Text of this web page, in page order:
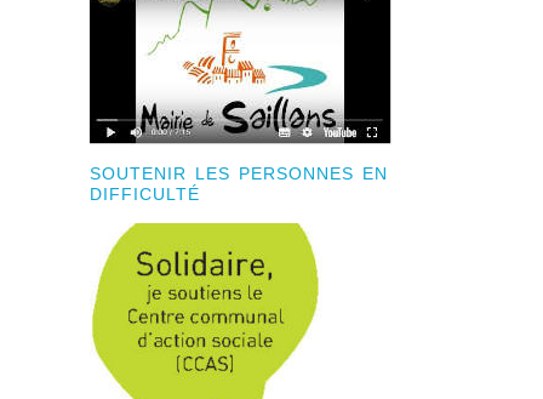
SOUTENIR LES PERSONNES EN
DIFFICULTÉ